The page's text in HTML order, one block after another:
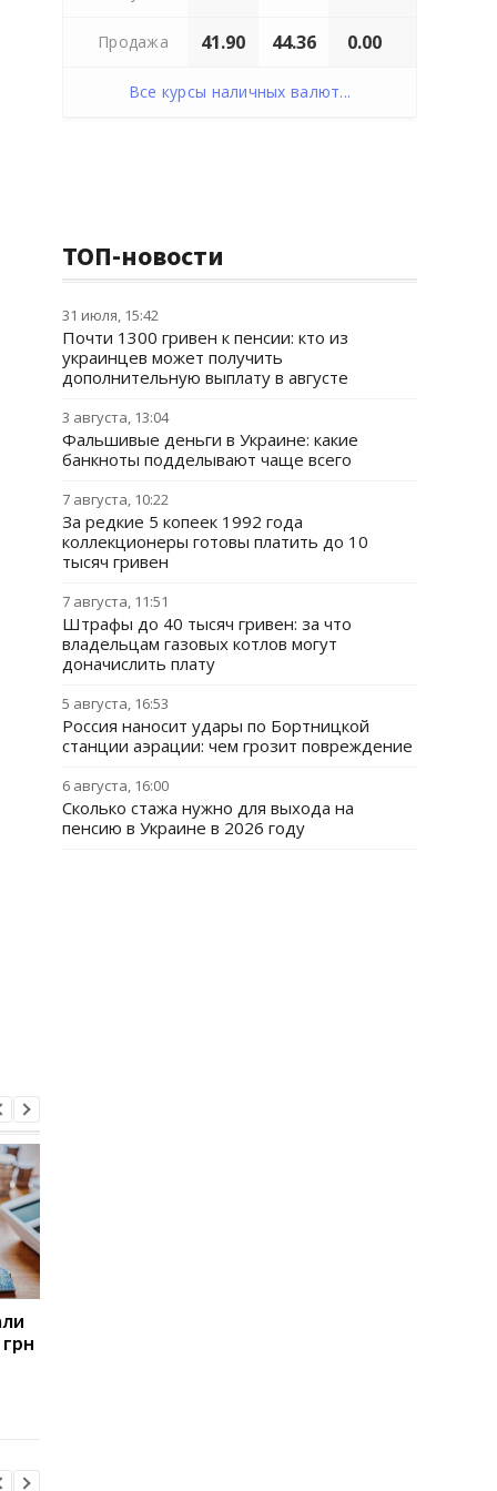
Продажа 41.90 44.36 0.00
Все курсы наличных валют...
ТОП-новости
31 июля, 15:42
Почти 1300 гривен к пенсии: кто из
украинцев может получить
дополнительную выплату в августе
3 августа, 13:04
Фальшивые деньги в Украине: какие
банкноты подделывают чаще всего
7 августа, 10:22
За редкие 5 копеек 1992 года
коллекционеры готовы платить до 10
тысяч гривен
7 августа, 11:51
Штрафы до 40 тысяч гривен: за что
владельцам газовых котлов могут
доначислить плату
5 августа, 16:53
Россия наносит удары по Бортницкой
станции аэрации: чем грозит повреждение
6 августа, 16:00
Сколько стажа нужно для выхода на
пенсию в Украине в 2026 году